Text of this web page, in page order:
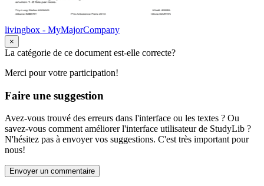
livingbox - MyMajorCompany
×
La catégorie de ce document est-elle correcte?
Merci pour votre participation!
Faire une suggestion
Avez-vous trouvé des erreurs dans l'interface ou les textes ? Ou
savez-vous comment améliorer l'interface utilisateur de StudyLib ?
N'hésitez pas à envoyer vos suggestions. C'est très important pour
nous!
Envoyer un commentaire